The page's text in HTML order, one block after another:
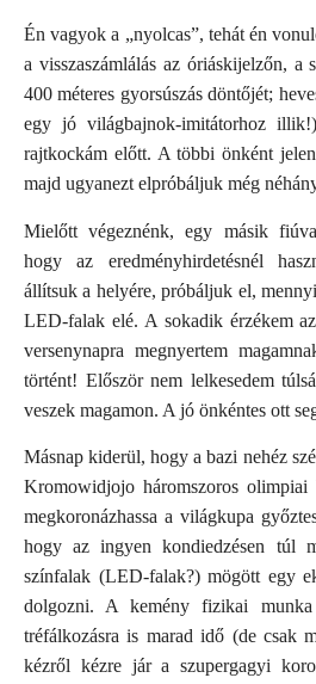
Én vagyok a „nyolcas”, tehát én
a visszaszámlálás az óriáskijelzőn, a
400 méteres gyorsúszás döntőjét;
egy jó világbajnok-imitátorhoz
rajtkockám előtt. A többi önként
majd ugyanezt elpróbáljuk még
Mielőtt végeznénk, egy másik
hogy az eredményhirdetésnél
állítsuk a helyére, próbáljuk el,
LED-falak elé. A sokadik érzékem
versenynapra megnyertem
történt! Először nem lelkesedem
veszek magamon. A jó önkéntes ott
Másnap kiderül, hogy a bazi nehéz
Kromowidjojo háromszoros olimpiai
megkoronázhassa a világkupa
hogy az ingyen kondiedzésen túl
színfalak (LED-falak?) mögött egy
dolgozni. A kemény fizikai munka
tréfálkozásra is marad idő (de csak
kézről kézre jár a szupergagyi